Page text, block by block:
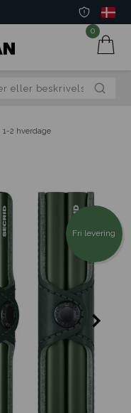
0
1-2 hverdage
Fri levering